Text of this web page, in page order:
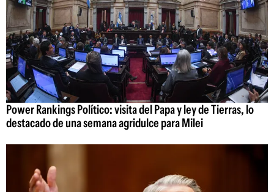
Power Rankings Político: visita del Papa y ley de Tierras, lo
destacado de una semana agridulce para Milei